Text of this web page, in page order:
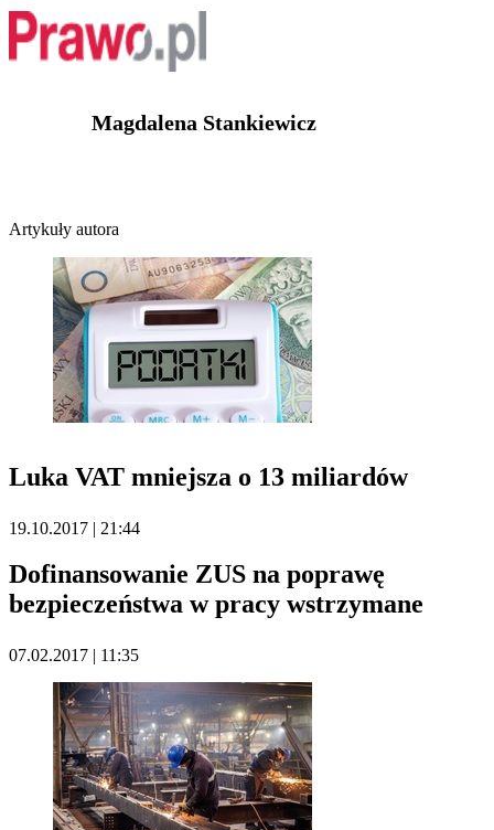
Magdalena Stankiewicz
Artykuły autora
Luka VAT mniejsza o 13 miliardów
19.10.2017 | 21:44
Dofinansowanie ZUS na poprawę
bezpieczeństwa w pracy wstrzymane
07.02.2017 | 11:35